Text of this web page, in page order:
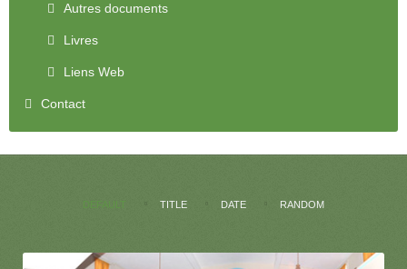
Autres documents
Livres
Liens Web
Contact
TITLE DATE RANDOM